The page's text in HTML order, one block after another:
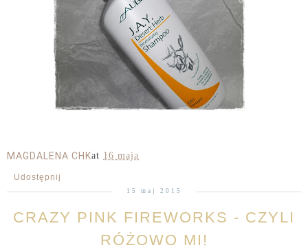
MAGDALENA CHKat 16 maja
Udostępnij
15 maj 2015
CRAZY PINK FIREWORKS - CZYLI
RÓŻOWO MI!